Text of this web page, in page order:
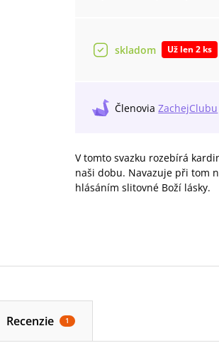
skladom Už len 2 ks
Členovia ZachejClubu
V tomto svazku rozebírá
naši dobu. Navazuje při tom
hlásáním slitovné Boží lásky.
Recenzie 1